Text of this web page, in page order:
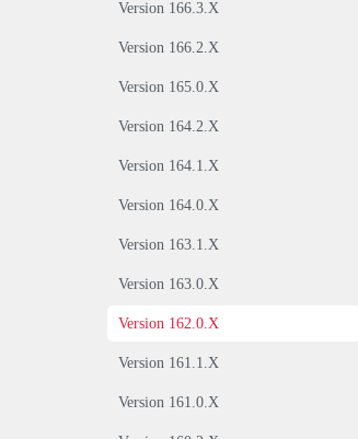
Version 166.3.X
Version 166.2.X
Version 165.0.X
Version 164.2.X
Version 164.1.X
Version 164.0.X
Version 163.1.X
Version 163.0.X
Version 162.0.X
Version 161.1.X
Version 161.0.X